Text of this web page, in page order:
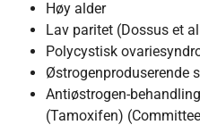
Høy alder
Lav paritet (Dossus et
Polycystisk
Østrogenproduserende
Antiøstrogen-
(Tamoxifen)